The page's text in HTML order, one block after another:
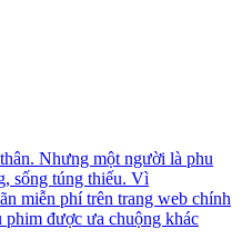
Nhưng một người là phu
sống túng thiếu. Vì
miễn phí trên trang web chính
phim được ưa chuộng khác